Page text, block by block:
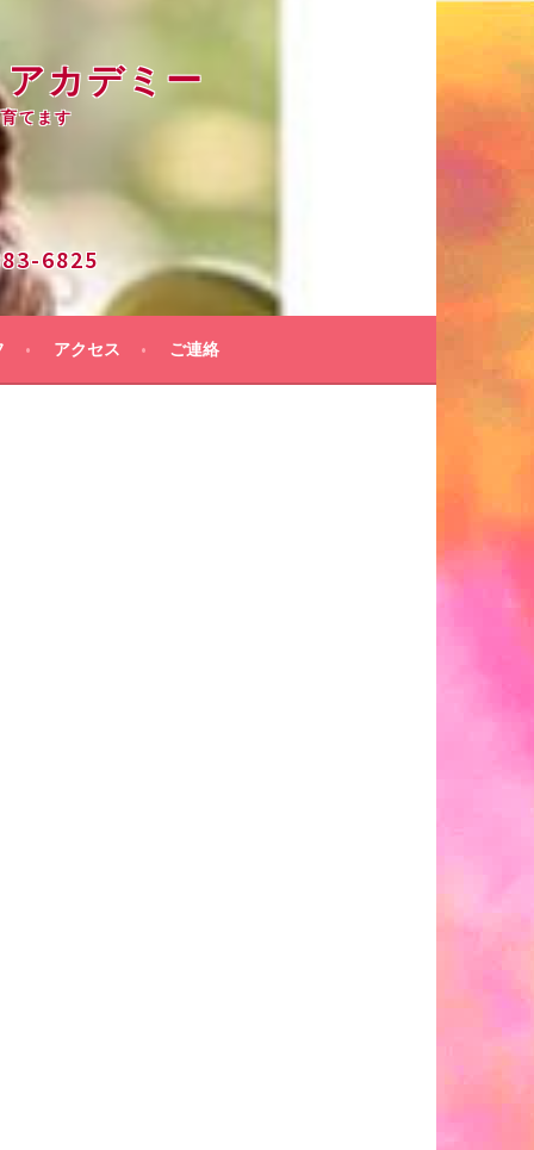
カデミー
てます
6825
アクセス ご連絡